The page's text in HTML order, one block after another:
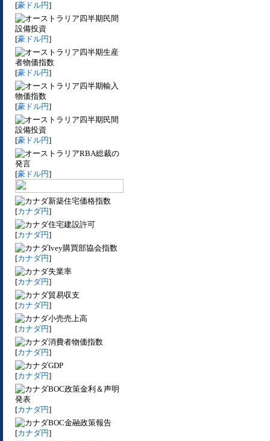
[豪ドル円]
四半期民間
設備投資
[豪ドル円]
四半期生産
者物価指数
[豪ドル円]
四半期輸入
物価指数
[豪ドル円]
四半期民間
設備投資
[豪ドル円]
RBA総裁の
発言
[豪ドル円]
新築住宅価格指数
[カナダ円]
住宅建設許可
[カナダ円]
Ivey購買部協会指数
[カナダ円]
失業率
[カナダ円]
貿易収支
[カナダ円]
小売売上高
[カナダ円]
消費者物価指数
[カナダ円]
GDP
[カナダ円]
BOC政策金利＆声明
発表
[カナダ円]
BOC金融政策報告
[カナダ円]